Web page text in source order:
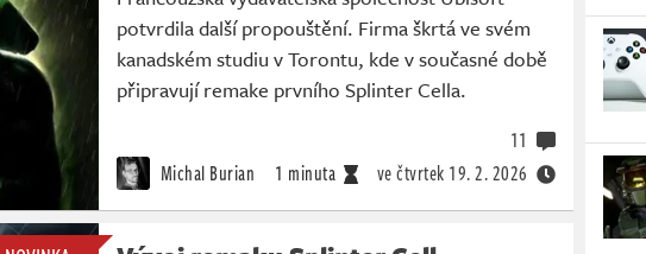
potvrdila další propouštění. Firma škrtá ve svém
kanadském studiu v Torontu, kde v současné době
připravují remake prvního Splinter Cella.
Michal Burian 1 minuta ve čtvrtek 19. 2. 2026
11